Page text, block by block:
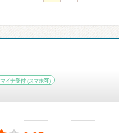
マイナ受付 (スマホ可)